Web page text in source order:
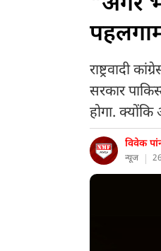
राष्ट्रवादी
सरकार
होगा.
विवेक
न्यूज